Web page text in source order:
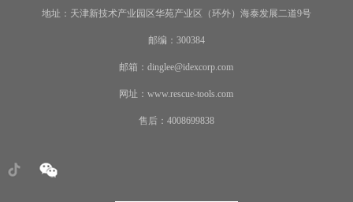
地址：天津新技术产业园区华苑产业区（环外）海泰发展二道9号
邮编：300384
邮箱：dinglee@idexcorp.com
网址：www.rescue-tools.com
售后：4008699838